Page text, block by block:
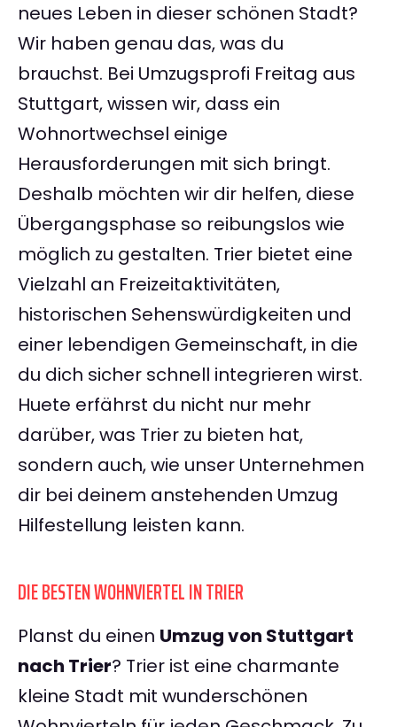
neues Leben in dieser schönen Stadt?
Wir haben genau das, was du
brauchst. Bei Umzugsprofi Freitag aus
Stuttgart, wissen wir, dass ein
Wohnortwechsel einige
Herausforderungen mit sich bringt.
Deshalb möchten wir dir helfen, diese
Übergangsphase so reibungslos wie
möglich zu gestalten. Trier bietet eine
Vielzahl an Freizeitaktivitäten,
historischen Sehenswürdigkeiten und
einer lebendigen Gemeinschaft, in die
du dich sicher schnell integrieren wirst.
Huete erfährst du nicht nur mehr
darüber, was Trier zu bieten hat,
sondern auch, wie unser Unternehmen
dir bei deinem anstehenden Umzug
Hilfestellung leisten kann.
DIE BESTEN WOHNVIERTEL IN TRIER
Planst du einen Umzug von Stuttgart
nach Trier? Trier ist eine charmante
kleine Stadt mit wunderschönen